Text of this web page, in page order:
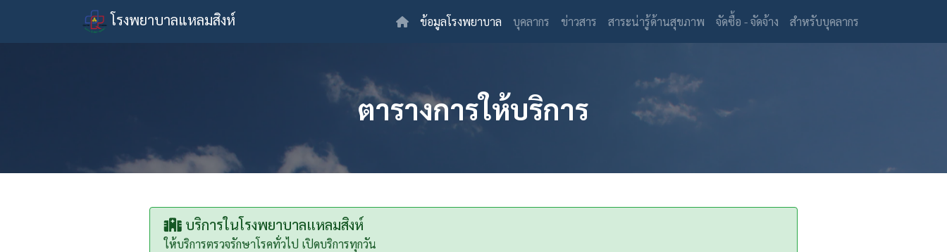
โรงพยาบาลแหลมสิงห์ (current)
ข้อมูลโรงพยาบาล บุคลากร ข่าวสาร สาระน่ารู้ด้านสุขภาพ จัดซื้อ - จัดจ้าง สำหรับบุคลากร
ตารางการให้บริการ
บริการในโรงพยาบาลแหลมสิงห์
ให้บริการตรวจรักษาโรคทั่วไป เปิดบริการทุกวัน